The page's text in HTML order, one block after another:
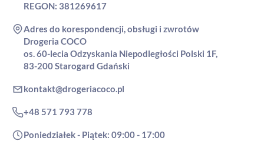
REGON: 381269617
Adres do korespondencji, obsługi i zwrotów
Drogeria COCO
os. 60-lecia Odzyskania Niepodległości Polski 1F,
83-200 Starogard Gdański
kontakt@drogeriacoco.pl
+48 571 793 778
Poniedziałek - Piątek: 09:00 - 17:00